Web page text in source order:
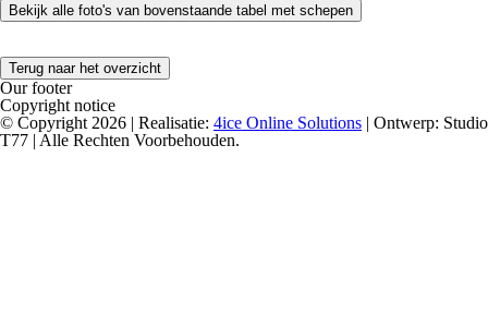
Terug naar het overzicht
Our footer
Copyright notice
© Copyright 2026 | Realisatie: 4ice Online Solutions | Ontwerp: Studio
T77 | Alle Rechten Voorbehouden.